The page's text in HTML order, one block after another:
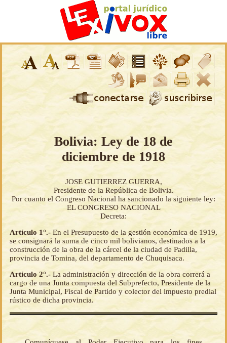
Bolivia: Ley de 18 de
diciembre de 1918
JOSE GUTIERREZ GUERRA,
Presidente de la República de Bolivia.
Por cuanto el Congreso Nacional ha sancionado la siguiente ley:
EL CONGRESO NACIONAL
Decreta:
Artículo 1°.- En el Presupuesto de la gestión económica de 1919,
se consignará la suma de cinco mil bolivianos, destinados a la
construcción de la obra de la cárcel de la ciudad de Padilla,
provincia de Tomina, del departamento de Chuquisaca.
Artículo 2°.- La administración y dirección de la obra correrá a
cargo de una Junta compuesta del Subprefecto, Presidente de la
Junta Municipal, Fiscal de Partido y colector del impuesto predial
rústico de dicha provincia.